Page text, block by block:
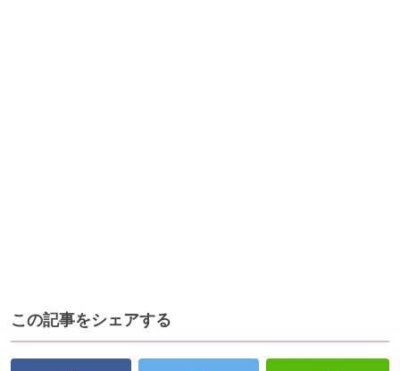
この記事をシェアする